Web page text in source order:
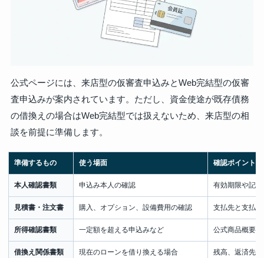
公式ページには、来店型の仮審査申込みとWeb完結型の仮審
査申込みが案内されています。ただし、資金使途が既存債務
の借換えの場合はWeb完結型では扱えないため、来店型の相
談を前提に準備します。
準備するもの 使う場面 確認ポイント
本人確認書類 申込み本人の確認 有効期限や記
見積書・注文書 購入、オプション、設備費用の確認 支払先と支払
所得確認書類 一定額を超える申込みなど 公式商品概要
借換え関係書類 現在のローンを借り換える場合 残高、返済先